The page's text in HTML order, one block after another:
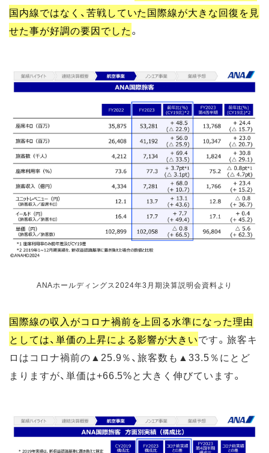
国内線ではなく、苦戦していた国際線が大きな回復を見
せた事が好調の要因でした。
ANAホールディングス2024年3月期決算説明会資料より
国際線の収入がコロナ禍前を上回る水準になった理由
としては、単価の上昇による影響が大きいです。旅客キ
ロはコロナ禍前の▲25.9％、旅客数も▲33.5％にとど
まりますが、単価は+66.5%と大きく伸びています。